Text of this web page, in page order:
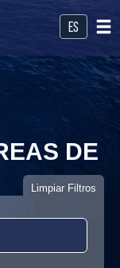
es
DE
Limpiar Filtros